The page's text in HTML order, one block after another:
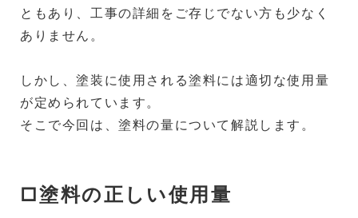
ともあり、工事の詳細をご存じでない方も少なく
ありません。
しかし、塗装に使用される塗料には適切な使用量
が定められています。
そこで今回は、塗料の量について解説します。
□塗料の正しい使用量